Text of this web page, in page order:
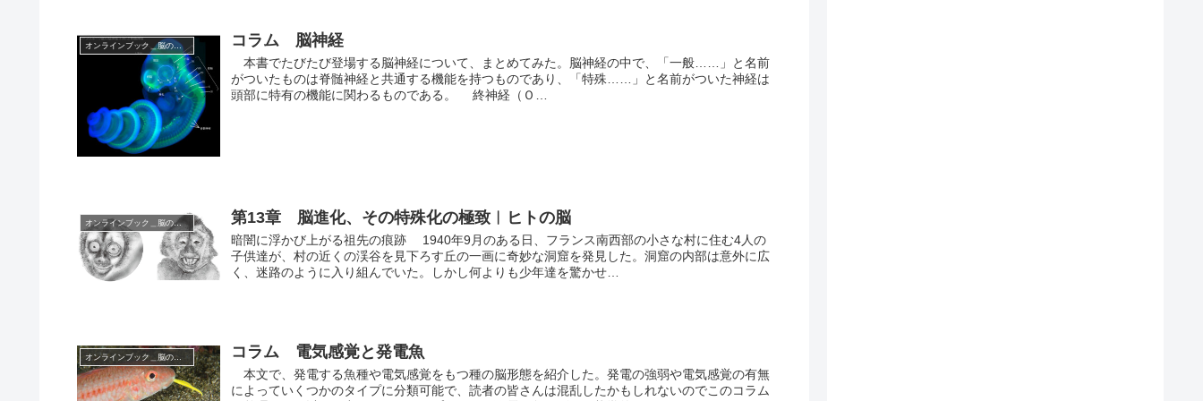
オンラインブック＿脳の世界 コラム 脳神経
本書でたびたび登場する脳神経について、まとめてみた。脳神経の中で、「一般……」と名前
がついたものは脊髄神経と共通する機能を持つものであり、「特殊……」と名前がついた神経は
頭部に特有の機能に関わるものである。 終神経（Ｏ…
オンラインブック＿脳の世界 第13章 脳進化、その特殊化の極致︱ヒトの脳
暗闇に浮かび上がる祖先の痕跡 1940年9月のある日、フランス南西部の小さな村に住む4人の
子供達が、村の近くの渓谷を見下ろす丘の一画に奇妙な洞窟を発見した。洞窟の内部は意外に広
く、迷路のように入り組んでいた。しかし何よりも少年達を驚かせ…
オンラインブック＿脳の世界 コラム 電気感覚と発電魚
本文で、発電する魚種や電気感覚をもつ種の脳形態を紹介した。発電の強弱や電気感覚の有無
によっていくつかのタイプに分類可能で、読者の皆さんは混乱したかもしれないのでこのコラム